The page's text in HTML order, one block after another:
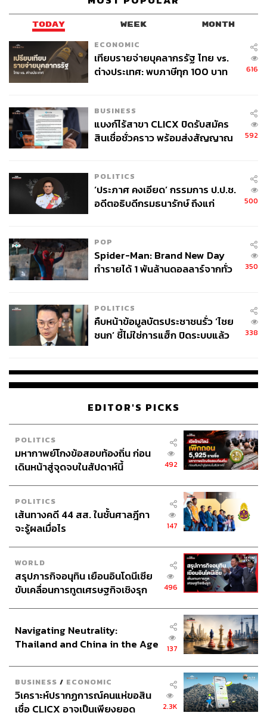
Kate Spade
35
ABOUT THE AUTHOR
คริสตอฟเฟอร์ สเวนซัน
บรรณาธิการแฟชั่นและคัลเจอร์ต่างประเทศ
TODAY WEEK MONTH
ECONOMIC
เทียบรายจ่ายบุคลากรรัฐ ไทย vs.
ต่างประเทศ: พบภาษีทุก 100 บาท
616
BUSINESS
แบงก์ไร้สาขา CLICX ปิดรับสมัคร
สินเชื่อชั่วคราว พร้อมส่งสัญญาณ
592
POLITICS
‘ประภาศ คงเอียด’ กรรมการ ป.ป.ช.
อดีตอธิบดีกรมธนารักษ์ ถึงแก่
500
POP
Spider-Man: Brand New Day
ทำรายได้ 1 พันล้านดอลลาร์จากทั่ว
350
POLITICS
คืบหน้าข้อมูลบัตรประชาชนรั่ว ‘ไชย
ชนก’ ชี้ไม่ใช่การแฮ็ก ปิดระบบแล้ว
338
EDITOR'S PICKS
POLITICS
มหากาพย์โกงข้อสอบท้องถิ่น ก่อน
เดินหน้าสู่จุดจบในสัปดาห์นี้
492
POLITICS
เส้นทางคดี 44 สส. ในชั้นศาลฎีกา
จะรู้ผลเมื่อไร
147
WORLD
สรุปภารกิจอนุทิน เยือนอินโดนีเซีย
ขับเคลื่อนการทูตเศรษฐกิจเชิงรุก
496
Navigating Neutrality:
Thailand and China in the Age
137
BUSINESS / ECONOMIC
วิเคราะห์ปรากฏการณ์คนแห่ขอสิน
เชื่อ CLICX อาจเป็นเพียงยอด
2.3K